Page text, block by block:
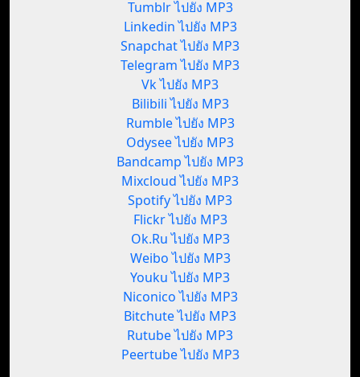
Tumblr ไปยัง MP3
Linkedin ไปยัง MP3
Snapchat ไปยัง MP3
Telegram ไปยัง MP3
Vk ไปยัง MP3
Bilibili ไปยัง MP3
Rumble ไปยัง MP3
Odysee ไปยัง MP3
Bandcamp ไปยัง MP3
Mixcloud ไปยัง MP3
Spotify ไปยัง MP3
Flickr ไปยัง MP3
Ok.Ru ไปยัง MP3
Weibo ไปยัง MP3
Youku ไปยัง MP3
Niconico ไปยัง MP3
Bitchute ไปยัง MP3
Rutube ไปยัง MP3
Peertube ไปยัง MP3